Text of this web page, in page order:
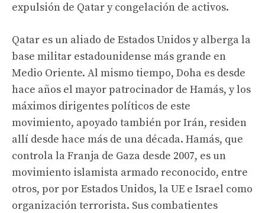
expulsión de Qatar y congelación de activos.
Qatar es un aliado de Estados Unidos y alberga la
base militar estadounidense más grande en
Medio Oriente. Al mismo tiempo, Doha es desde
hace años el mayor patrocinador de Hamás, y los
máximos dirigentes políticos de este
movimiento, apoyado también por Irán, residen
allí desde hace más de una década. Hamás, que
controla la Franja de Gaza desde 2007, es un
movimiento islamista armado reconocido, entre
otros, por por Estados Unidos, la UE e Israel como
organización terrorista. Sus combatientes